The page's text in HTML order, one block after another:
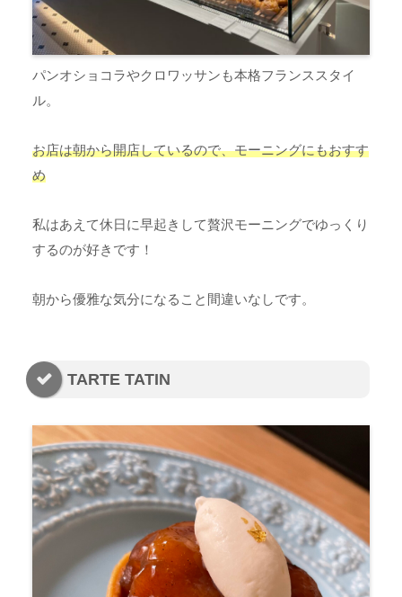
パンオショコラやクロワッサンも本格フランススタイ
ル。
お店は朝から開店しているので、モーニングにもおすす
め
私はあえて休日に早起きして贅沢モーニングでゆっくり
するのが好きです！
朝から優雅な気分になること間違いなしです。
TARTE TATIN